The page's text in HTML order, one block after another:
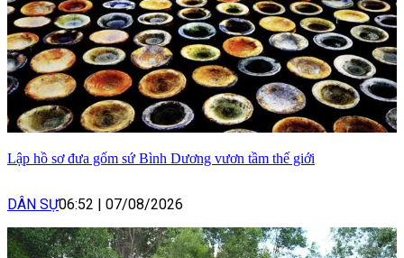
Lập hồ sơ đưa gốm sứ Bình Dương vươn tầm thế giới
DÂN SỰ06:52 | 07/08/2026